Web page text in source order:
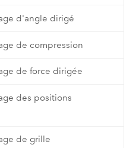
d'angle dirigé
de compression
de force dirigée
des positions
de grille